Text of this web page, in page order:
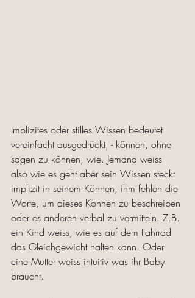
Implizites oder stilles Wissen bedeutet
vereinfacht ausgedrückt, - können, ohne
sagen zu können, wie. Jemand weiss
also wie es geht aber sein Wissen steckt
implizit in seinem Können, ihm fehlen die
Worte, um dieses Können zu beschreiben
oder es anderen verbal zu vermitteln. Z.B.
ein Kind weiss, wie es auf dem Fahrrad
das Gleichgewicht halten kann. Oder
eine Mutter weiss intuitiv was ihr Baby
braucht.